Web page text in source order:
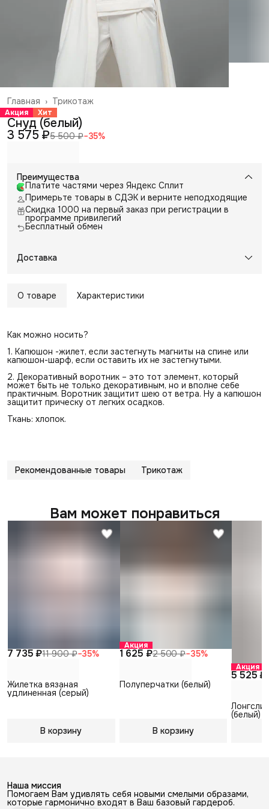
Трикотаж
Главная ›
Акция Хит
Снуд (белый)
3 575 ₽5 500 ₽−35%
Преимущества
Платите частями через Яндекс Сплит
Примерьте товары в СДЭК и верните неподходящие
Скидка 1000 на первый заказ при регистрации в
программе привилегий
Бесплатный обмен
Доставка
О товаре Характеристики
Как можно носить?
1. Капюшон -жилет, если застегнуть магниты на спине или
капюшон-шарф, если оставить их не застегнутыми.
2. Декоративный воротник – это тот элемент, который
может быть не только декоративным, но и вполне себе
практичным. Воротник защитит шею от ветра. Ну а капюшон
защитит прическу от легких осадков.
Ткань: хлопок.
Рекомендованные товары Трикотаж
Вам может понравиться
7 735 ₽11 900 ₽−35%
Жилетка вязаная
удлиненная (серый)
В корзину
Акция
1 625 ₽2 500 ₽−35%
Полуперчатки (белый)
В корзину
Акция
5 525 ₽
(белый)
Наша миссия
Помогаем Вам удивлять себя новыми смелыми образами,
которые гармонично входят в Ваш базовый гардероб.